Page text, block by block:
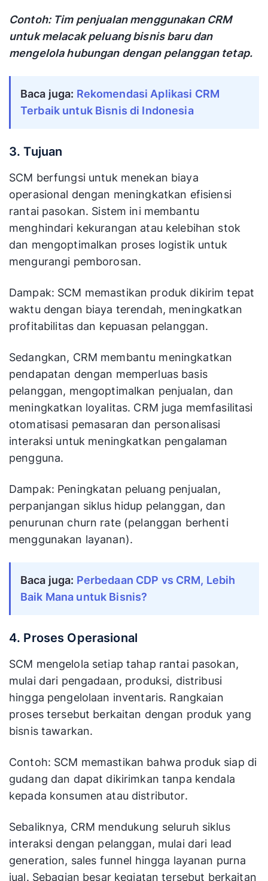
Contoh: Tim penjualan menggunakan CRM
untuk melacak peluang bisnis baru dan
mengelola hubungan dengan pelanggan tetap.
Baca juga: Rekomendasi Aplikasi CRM
Terbaik untuk Bisnis di Indonesia
3. Tujuan
SCM berfungsi untuk menekan biaya
operasional dengan meningkatkan efisiensi
rantai pasokan. Sistem ini membantu
menghindari kekurangan atau kelebihan stok
dan mengoptimalkan proses logistik untuk
mengurangi pemborosan.
Dampak: SCM memastikan produk dikirim tepat
waktu dengan biaya terendah, meningkatkan
profitabilitas dan kepuasan pelanggan.
Sedangkan, CRM membantu meningkatkan
pendapatan dengan memperluas basis
pelanggan, mengoptimalkan penjualan, dan
meningkatkan loyalitas. CRM juga memfasilitasi
otomatisasi pemasaran dan personalisasi
interaksi untuk meningkatkan pengalaman
pengguna.
Dampak: Peningkatan peluang penjualan,
perpanjangan siklus hidup pelanggan, dan
penurunan churn rate (pelanggan berhenti
menggunakan layanan).
Baca juga: Perbedaan CDP vs CRM, Lebih
Baik Mana untuk Bisnis?
4. Proses Operasional
SCM mengelola setiap tahap rantai pasokan,
mulai dari pengadaan, produksi, distribusi
hingga pengelolaan inventaris. Rangkaian
proses tersebut berkaitan dengan produk yang
bisnis tawarkan.
Contoh: SCM memastikan bahwa produk siap di
gudang dan dapat dikirimkan tanpa kendala
kepada konsumen atau distributor.
Sebaliknya, CRM mendukung seluruh siklus
interaksi dengan pelanggan, mulai dari lead
generation, sales funnel hingga layanan purna
jual. Sebagian besar kegiatan tersebut berkaitan